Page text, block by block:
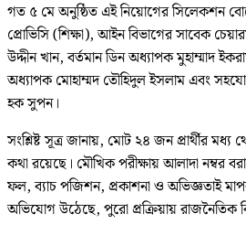
গত ৫ মে অনুষ্ঠিত এই নিয়োগের সিলেকশন
প্রোভিসি (শিক্ষা), আইন বিভাগের সাবেক
উদ্দীন খান, বর্তমান ডিন অধ্যাপক মুহাম্মাদ
অধ্যাপক মোহাম্মদ তৌহিদুল ইসলাম এবং
হক সুপন।
সংশ্লিষ্ট সূত্র জানায়, মোট ২৪ জন প্রার্থীর
কথা রয়েছে। মৌখিক পরীক্ষায় আলাদা নম্বর
ফল, ব্যাচ পজিশন, প্রকাশনা ও অভিজ্ঞতাই
অভিযোগ উঠেছে, পুরো প্রক্রিয়ায় রাজনৈতিক